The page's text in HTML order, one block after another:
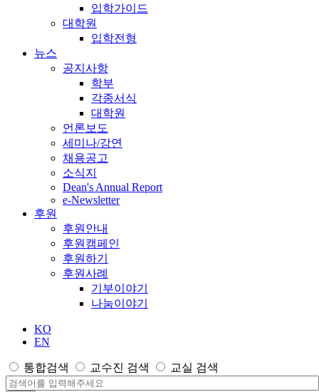
입학가이드
대학원
입학전형
뉴스
공지사항
학부
각종서식
대학원
언론보도
세미나/강연
채용공고
소식지
Dean's Annual Report
e-Newsletter
후원
후원안내
후원캠페인
후원하기
후원사례
기부이야기
나눔이야기
KO
EN
통합검색 교수진 검색 교실 검색